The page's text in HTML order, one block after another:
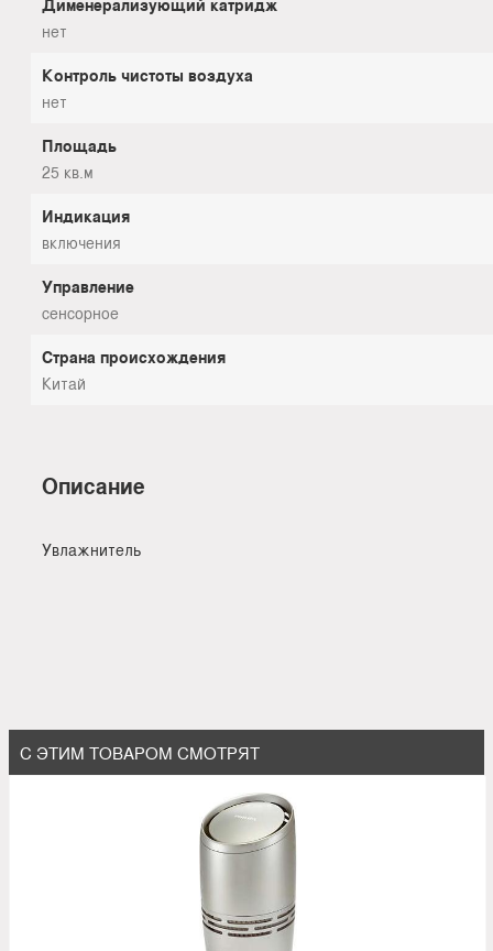
нет
Контроль чистоты воздуха
нет
Площадь
25 кв.м
Индикация
включения
Управление
сенсорное
Страна происхождения
Китай
Описание
Увлажнитель
С ЭТИМ ТОВАРОМ СМОТРЯТ